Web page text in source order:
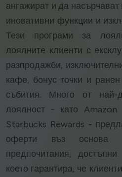
ангажират и да насърчават
иновативни функции и
Тези програми за
лоялните клиенти с
разпродажби,
кафе, бонус точки и
събития. Много от най-
лоялност - като
Starbucks Rewards -
оферти въз основа
предпочитания,
което гарантира, че